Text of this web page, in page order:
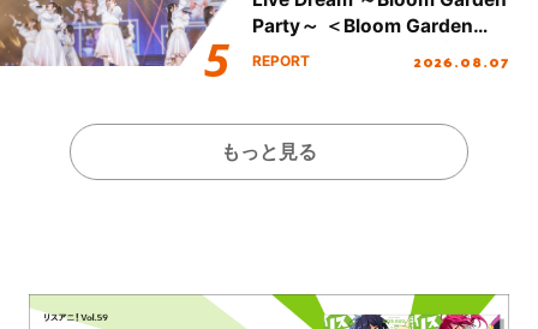
Party～ ＜Bloom Garden
Party Stage／埼玉公演＞”
REPORT 2026.08.07
もっと見る